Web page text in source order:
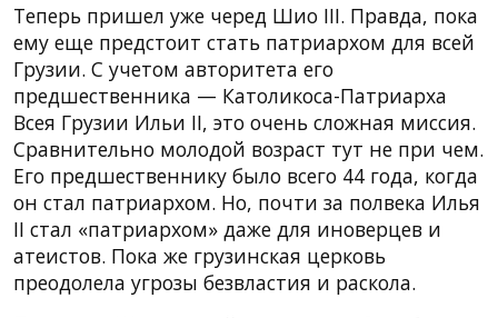
Теперь пришел уже черед Шио III. Правда, пока
ему еще предстоит стать патриархом для всей
Грузии. С учетом авторитета его
предшественника — Католикоса-Патриарха
Всея Грузии Ильи II, это очень сложная миссия.
Сравнительно молодой возраст тут не при чем.
Его предшественнику было всего 44 года, когда
он стал патриархом. Но, почти за полвека Илья
II стал «патриархом» даже для иноверцев и
атеистов. Пока же грузинская церковь
преодолела угрозы безвластия и раскола.